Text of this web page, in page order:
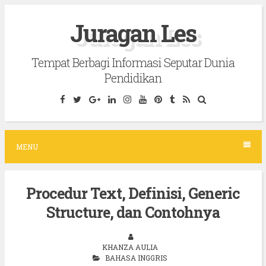
c
Juragan Les
Tempat Berbagi Informasi Seputar Dunia
Pendidikan
MENU
Procedur Text, Definisi, Generic
Structure, dan Contohnya
KHANZA AULIA
BAHASA INGGRIS